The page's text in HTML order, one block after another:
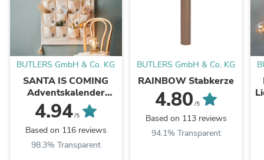
BUTLERS GmbH & Co. KG
SANTA IS COMING
Adventskalender
Tassel L 123 x B 71cm
4.94/5
Based on 116 reviews
98.3% Transparent
BUTLERS GmbH & Co. KG
RAINBOW Stabkerze
4.80 /5
Based on 113 reviews
94.1% Transparent